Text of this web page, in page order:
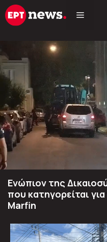
Μετάβαση
σε
περιεχόμενο
Ενώπιον της
που κατηγορείται
Marfin